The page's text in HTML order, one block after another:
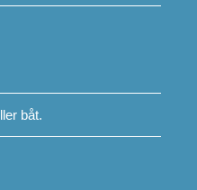
båt.